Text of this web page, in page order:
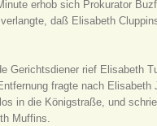
erhob sich Prokurator
daß Elisabeth
Gerichtsdiener rief Elisabeth
fragte nach Elisabeth
in die Königstraße, und
Muffins.